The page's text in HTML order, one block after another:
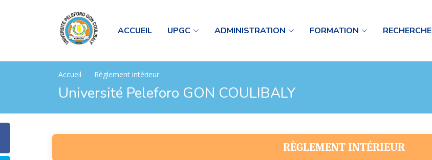
ACCUEIL UPGC ADMINISTRATION FORMATION RECHERCHE
Accueil Règlement intérieur
Université Peleforo GON COULIBALY
RÈGLEMENT INTÉRIEUR